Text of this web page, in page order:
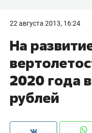
22 августа 2013, 16:24
На
2020 года
рублей